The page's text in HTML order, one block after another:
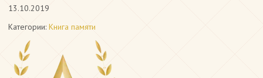
13.10.2019
Категории: Книга памяти